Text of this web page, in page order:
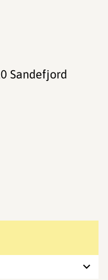
Sandefjord